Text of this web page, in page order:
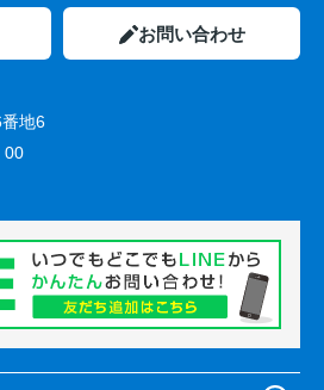
お問い合わせ
地6
00